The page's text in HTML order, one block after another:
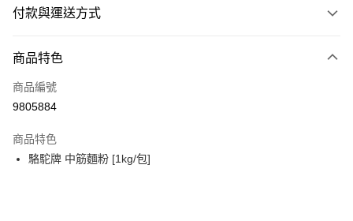
付款與運送方式
信用卡一次付款
超商取貨付款
Apple Pay
商品特色
商品編號
9805884
商品特色
駱駝牌 中筋麵粉 [1kg/包]